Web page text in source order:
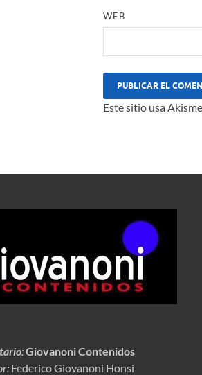
WEB
Este sitio usa
:Giovanoni Contenidos
Federico Giovanoni Honsi